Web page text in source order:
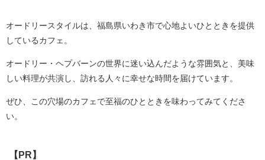
オードリースタイルは、福島県いわき市で心地よいひとときを提供
しているカフェ。
オードリー・ヘプバーンの世界に迷い込んだような雰囲気と、美味
しい料理が共演し、訪れる人々に幸せな時間を届けています。
ぜひ、この穴場のカフェで至福のひとときを味わってみてくださ
い。
【PR】